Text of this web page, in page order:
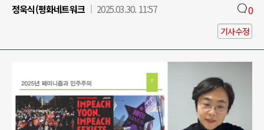
정욱식(평화네트워크
2025.03.30. 11:57 0
기사수정